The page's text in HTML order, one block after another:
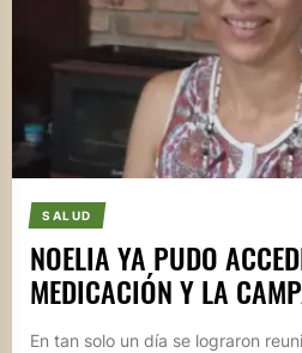
SALUD
NOELIA YA PUDO
MEDICACIÓN Y LA
En tan solo un día se lograron